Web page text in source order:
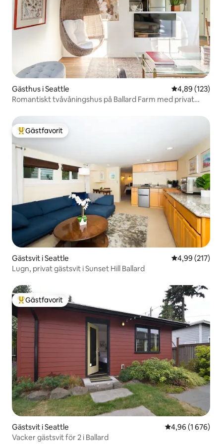
Gästhus i Seattle 4,89 av 5 i
4,89 (123)
Romantiskt tvåvåningshus på Ballard Farm med privat
Populär gästfavorit
Gästfavorit
Gästsvit i Seattle 4,99 av 5 i
4,99 (217)
Lugn, privat gästsvit i Sunset Hill Ballard
Populär gästfavorit
Gästfavorit
Gästsvit i Seattle 4,96 av 5 i
4,96 (1 676)
Vacker gästsvit för 2 i Ballard